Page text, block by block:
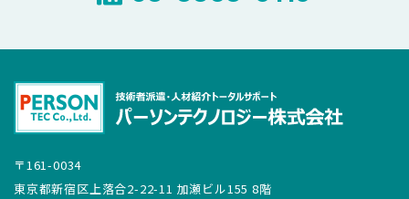
〒161-0034
東京都新宿区上落合2-22-11 加瀬ビル155 8階